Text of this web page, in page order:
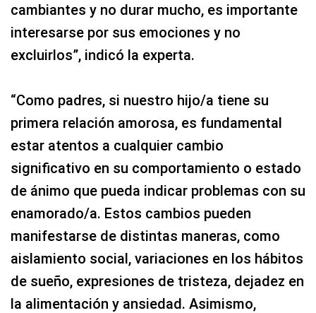
cambiantes y no durar mucho, es importante
interesarse por sus emociones y no
excluirlos”, indicó la experta.
“Como padres, si nuestro hijo/a tiene su
primera relación amorosa, es fundamental
estar atentos a cualquier cambio
significativo en su comportamiento o estado
de ánimo que pueda indicar problemas con su
enamorado/a. Estos cambios pueden
manifestarse de distintas maneras, como
aislamiento social, variaciones en los hábitos
de sueño, expresiones de tristeza, dejadez en
la alimentación y ansiedad. Asimismo,